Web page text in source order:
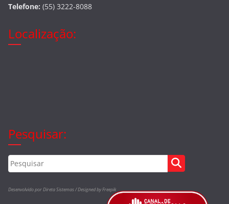
Telefone: (55) 3222-8088
Localização:
Pesquisar:
Desenvolvido por Direta Sistemas /Designed by Freepik